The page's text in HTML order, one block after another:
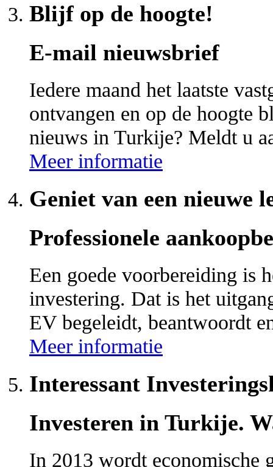
Blijf op de hoogte!
E-mail nieuwsbrief
Iedere maand het laatste
ontvangen en op de hoogte
nieuws in Turkije? Meldt u
Meer informatie
Geniet van een nieuwe
Professionele
Een goede voorbereiding is
investering. Dat is het
EV begeleidt, beantwoordt
Meer informatie
Interessant
Investeren in Turkije.
In 2013 wordt economische